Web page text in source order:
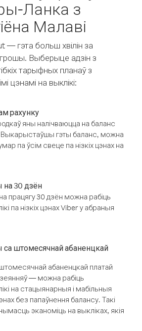
Ланка з
Малаві
— гэта больш хвілін за
Выберыце адзін з
тарыфных планаў з
цэнамі на выклікі:
рахунку
яны налічваюцца на баланс
Выкарыстаўшы гэты баланс, можна
па ўсім свеце па нізкіх цэнах на
30 дзён
працягу 30 дзён можна рабіць
па нізкіх цэнах Viber у абраныя
штомесячнай абаненцкай
абаненцкай платай
— можна рабіць
на стацыянарныя і мабільныя
без папаўнення балансу. Такі
эканоміць на выкліках, якія